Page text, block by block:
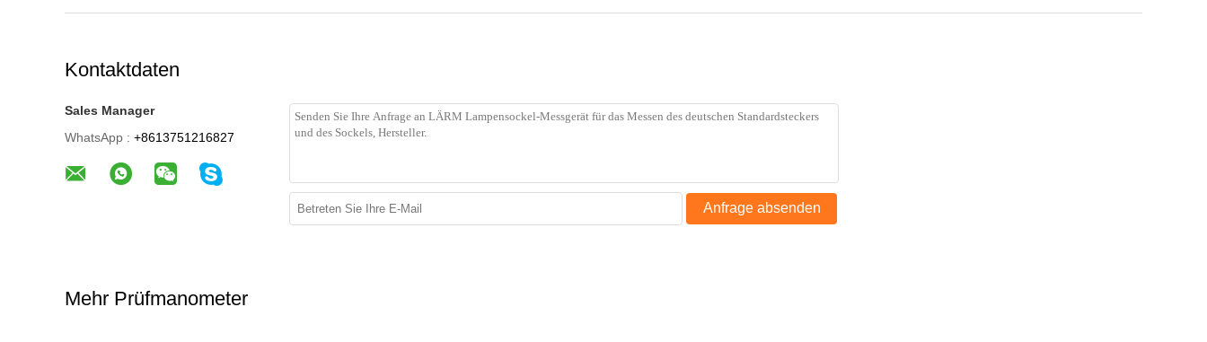
Kontaktdaten
Sales Manager
WhatsApp : +8613751216827
Anfrage absenden
Mehr Prüfmanometer